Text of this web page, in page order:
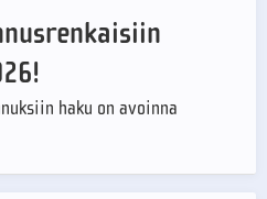
haku on avoinna